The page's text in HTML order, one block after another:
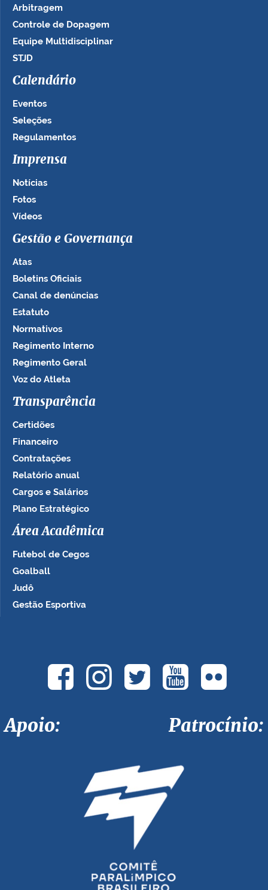
Arbitragem
Controle de Dopagem
Equipe Multidisciplinar
STJD
Calendário
Eventos
Seleções
Regulamentos
Imprensa
Notícias
Fotos
Vídeos
Gestão e Governança
Atas
Boletins Oficiais
Canal de denúncias
Estatuto
Normativos
Regimento Interno
Regimento Geral
Voz do Atleta
Transparência
Certidões
Financeiro
Contratações
Relatório anual
Cargos e Salários
Plano Estratégico
Área Acadêmica
Futebol de Cegos
Goalball
Judô
Gestão Esportiva
Apoio: Patrocínio: